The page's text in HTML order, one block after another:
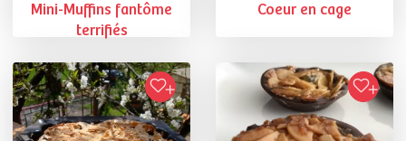
Mini-Muffins fantôme
terrifiés
Coeur en cage